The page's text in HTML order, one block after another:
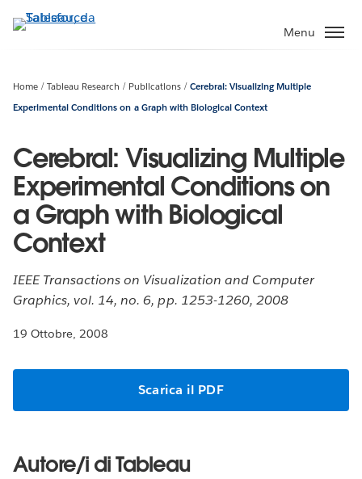
Passa
Menu
Home Tableau Research Publications
Cerebral: Visualizing Multiple
Experimental Conditions on a Graph with Biological Context
Cerebral: Visualizing Multiple
Experimental Conditions on
a Graph with Biological
Context
IEEE Transactions on Visualization and Computer
Graphics, vol. 14, no. 6, pp. 1253-1260, 2008
19 Ottobre, 2008
Scarica il PDF
Autore/i di Tableau